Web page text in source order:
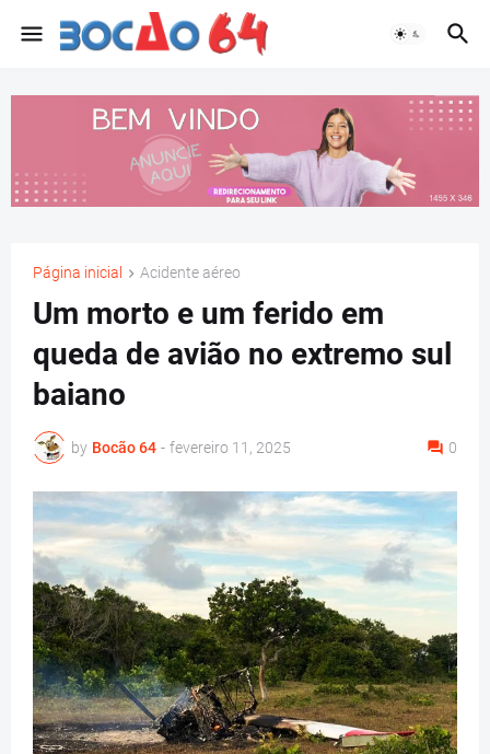
Página inicial Acidente aéreo
Um morto e um ferido em
queda de avião no extremo sul
baiano
by Bocão 64 - fevereiro 11, 2025 0